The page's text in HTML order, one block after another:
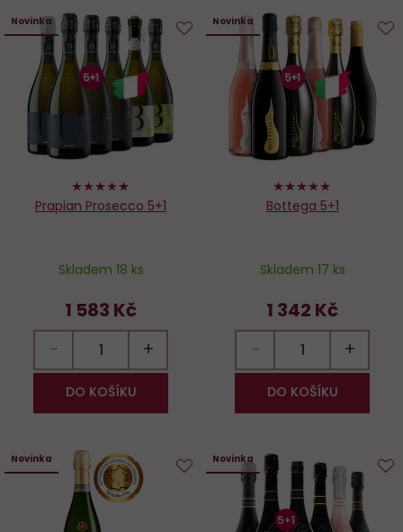
Novinka
100%
Prapian Prosecco 5+1
Skladem 18 ks
1 583 Kč
− +
DO KOŠÍKU
oblíbených
Novinka
100%
Bottega 5+1
Skladem 17 ks
1 342 Kč
− +
DO KOŠÍKU
Novinka
oblíbených
Novinka